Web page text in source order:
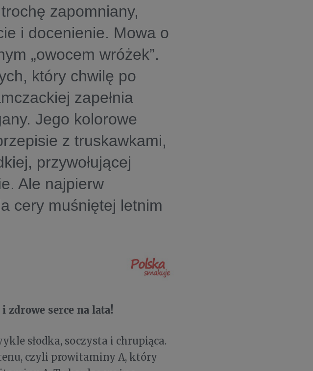
zapomniany,
i docenienie. Mowa o
„owocem wróżek”.
który chwilę po
zapełnia
Jego kolorowe
z truskawkami,
przywołującej
Ale najpierw
cery muśniętej letnim
zdrowe serce na lata!
słodka, soczysta i chrupiąca.
czyli prowitaminy A, który